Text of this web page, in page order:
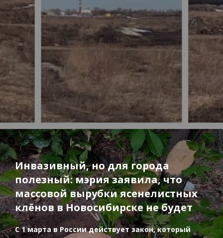
Инвазивный, но для города
полезный: мэрия заявила, что
массовой вырубки ясенелистных
клёнов в Новосибирске не будет
С 1 марта в России действует закон, который